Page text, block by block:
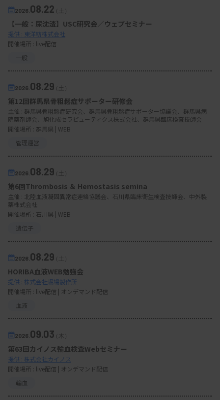
2026. 08.22（土）
【一般：尿沈渣】USC研究会／ウェブセミナー
提供 : 東洋紡株式会社
開催場所 : live配信
一般
2026. 08.29（土）
第12回群馬県骨粗鬆症サポーター研修会
主催 : 群馬県骨粗鬆症研究会、群馬県骨粗鬆症サポーター協議会、群馬県病
院薬剤師会、旭化成セラピューティクス株式会社、群馬県臨床検査技師会
開催場所 : 群馬県 | WEB
管理運営
2026. 08.29（土）
第6回Thrombosis ＆ Hemostasis semina
主催 : 北陸血液凝固異常症連絡協議会、石川県臨床衛生検査技師会、中外製
薬株式会社
開催場所 : 石川県 | WEB
遺伝子
2026. 08.29（土）
HORIBA血液WEB勉強会
提供 : 株式会社堀場製作所
開催場所 : live配信 | オンデマンド配信
血液
2026. 09.03（木）
第63回カイノス輸血検査Webセミナー
提供 : 株式会社カイノス
開催場所 : live配信 | オンデマンド配信
輸血